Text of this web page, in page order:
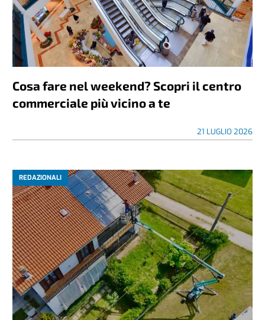
Cosa fare nel weekend? Scopri il centro
commerciale più vicino a te
21 LUGLIO 2026
REDAZIONALI